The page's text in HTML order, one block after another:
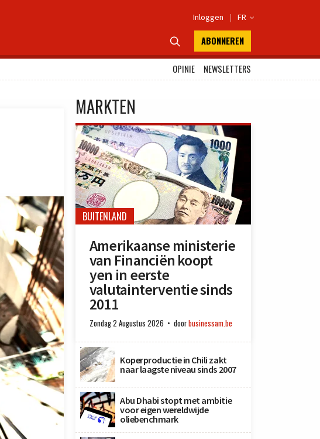
Inloggen | FR 
 ABONNEREN
OPINIE
NEWSLETTERS
MARKTEN
BUITENLAND
Amerikaanse ministerie
van Financiën koopt
yen in eerste
valutainterventie sinds
2011
Zondag 2 Augustus 2026 doorbusinessam.be
Koperproductie in Chili zakt
naar laagste niveau sinds 2007
Abu Dhabi stopt met ambitie
voor eigen wereldwijde
oliebenchmark